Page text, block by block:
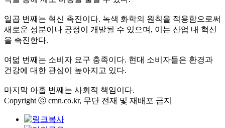
일곱 번째는 혁신 촉진이다. 녹색 화학의 원칙을 적용함으로써
새로운 성분이나 공정이 개발될 수 있으며, 이는 산업 내 혁신
을 촉진한다.
여덟 번째는 소비자 요구 충족이다. 현대 소비자들은 환경과
건강에 대한 관심이 높아지고 있다.
마지막 아홉 번째는 사회적 책임이다.
Copyright ⓒ cmn.co.kr, 무단 전재 및 재배포 금지